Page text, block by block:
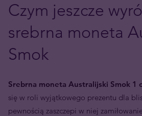
Czym jeszcze
srebrna moneta
Smok
Srebrna moneta Australijski Smok 1
się w roli wyjątkowego prezentu dla
pewnością zaszczepi w niej